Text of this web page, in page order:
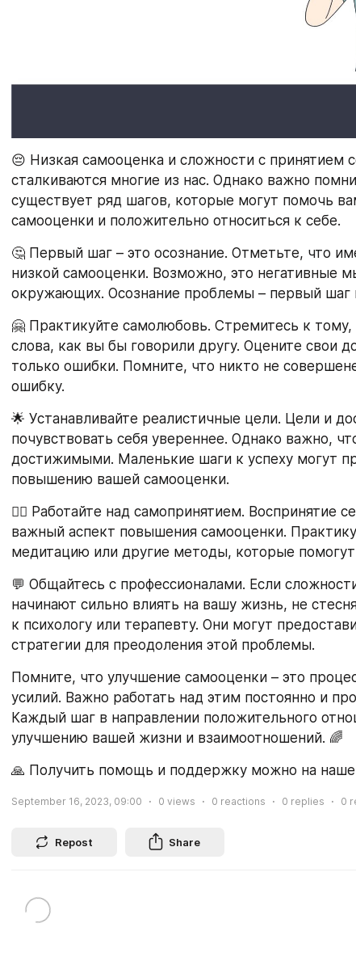
😔 Низкая самооценка и сложности с принятием
сталкиваются многие из нас. Однако важно
существует ряд шагов, которые могут помочь
самооценки и положительно относиться к себе.
🤔 Первый шаг – это осознание. Отметьте, что
низкой самооценки. Возможно, это негативные
окружающих. Осознание проблемы – первый шаг
🤗 Практикуйте самолюбовь. Стремитесь к
слова, как вы бы говорили другу. Оцените свои
только ошибки. Помните, что никто не
ошибку.
🌟 Устанавливайте реалистичные цели. Цели и
почувствовать себя увереннее. Однако важно,
достижимыми. Маленькие шаги к успеху могут
повышению вашей самооценки.
🧘‍♀️ Работайте над самопринятием. Воспринятие
важный аспект повышения самооценки.
медитацию или другие методы, которые
💬 Общайтесь с профессионалами. Если
начинают сильно влиять на вашу жизнь, не
к психологу или терапевту. Они могут
стратегии для преодоления этой проблемы.
Помните, что улучшение самооценки – это
усилий. Важно работать над этим постоянно и
Каждый шаг в направлении положительного
улучшению вашей жизни и взаимоотношений. 🌈
🙏 Получить помощь и поддержку можно на
September 16, 2023, 09:00 0 views 0 reactions 0 replies 0
Repost Share